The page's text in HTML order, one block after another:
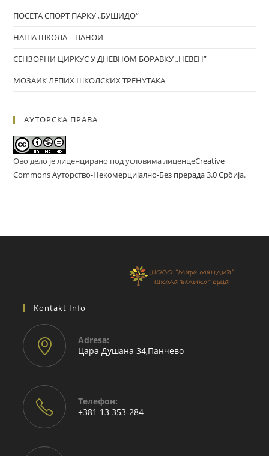
ПОСЕТА СПОРТ ПАРКУ „БУШИДО“
НАША ШКОЛА – ПАНОИ
СЕНЗОРНИ ЦИРКУС У ДНЕВНОМ БОРАВКУ „НЕВЕН”
МОЗАИК ЛЕПИХ ШКОЛСКИХ ТРЕНУТАКА
АУТОРСКА ПРАВА
Ово дело је лиценцирано под условима лиценцеCreative
Commons Ауторство-Некомерцијално-Без прерада 3.0 Србија.
Kontakt Info
Adresа:
Цара Душана 34,Панчево
Телефон:
+381 13 353-284